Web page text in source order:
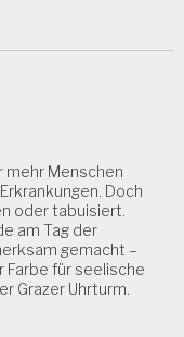
mehr Menschen
Doch
oder tabuisiert.
am Tag der
gemacht –
Farbe für seelische
Grazer Uhrturm.